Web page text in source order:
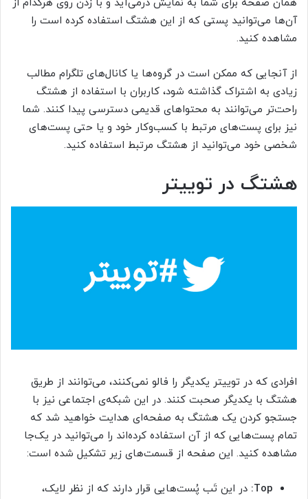
همان صفحه برای شما به نمایش درمی‌آید و با زدن روی هرکدام از
آن‌ها می‌توانید پستی که از این هشتگ استفاده کرده است را
مشاهده کنید.
از آنجایی که ممکن است در گروه‌ها یا کانال‌های تلگرام مطالب
زیادی به اشتراک گذاشته شود، کاربران با استفاده از هشتگ
راحت‌تر می‌توانند به محتواهای قدیمی دسترسی پیدا کنند. شما
نیز برای پست‌های مرتبط با کسب‌و‌کار خود و یا حتی پست‌های
شخصی خود می‌توانید از هشتگ مرتبط استفاده کنید.
هشتگ در توییتر
افرادی که در توییتر یکدیگر را فالو نمی‌کنند، می‌توانند از طریق
هشتگ با یکدیگر صحبت کنند. در این شبکه‌ی اجتماعی نیز با
جستجو کردن یک هشتگ به صفحه‌ای هدایت خواهید شد که
تمام پست‌هایی که از آن استفاده کرده‌اند را می‌توانید در یک‌جا
مشاهده کنید. این صفحه از قسمت‌های زیر تشکیل شده است:
Top: در این تَب پُست‌هایی قرار دارند که از نظر لایک،